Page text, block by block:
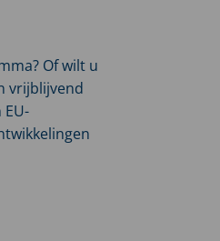
Of wilt u
vrijblijvend